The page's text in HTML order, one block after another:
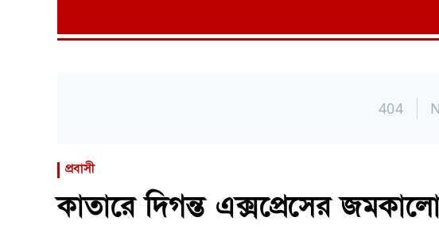
প্রবাসী
কাতারে দিগন্ত এক্সপ্রেসের জমকালো